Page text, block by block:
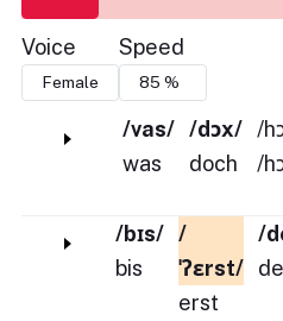
Voice Speed
/vas/
was
/dɔx/
doch
/
/
/bɪs/
bis
/
ˈʔɛrst/
erst
/